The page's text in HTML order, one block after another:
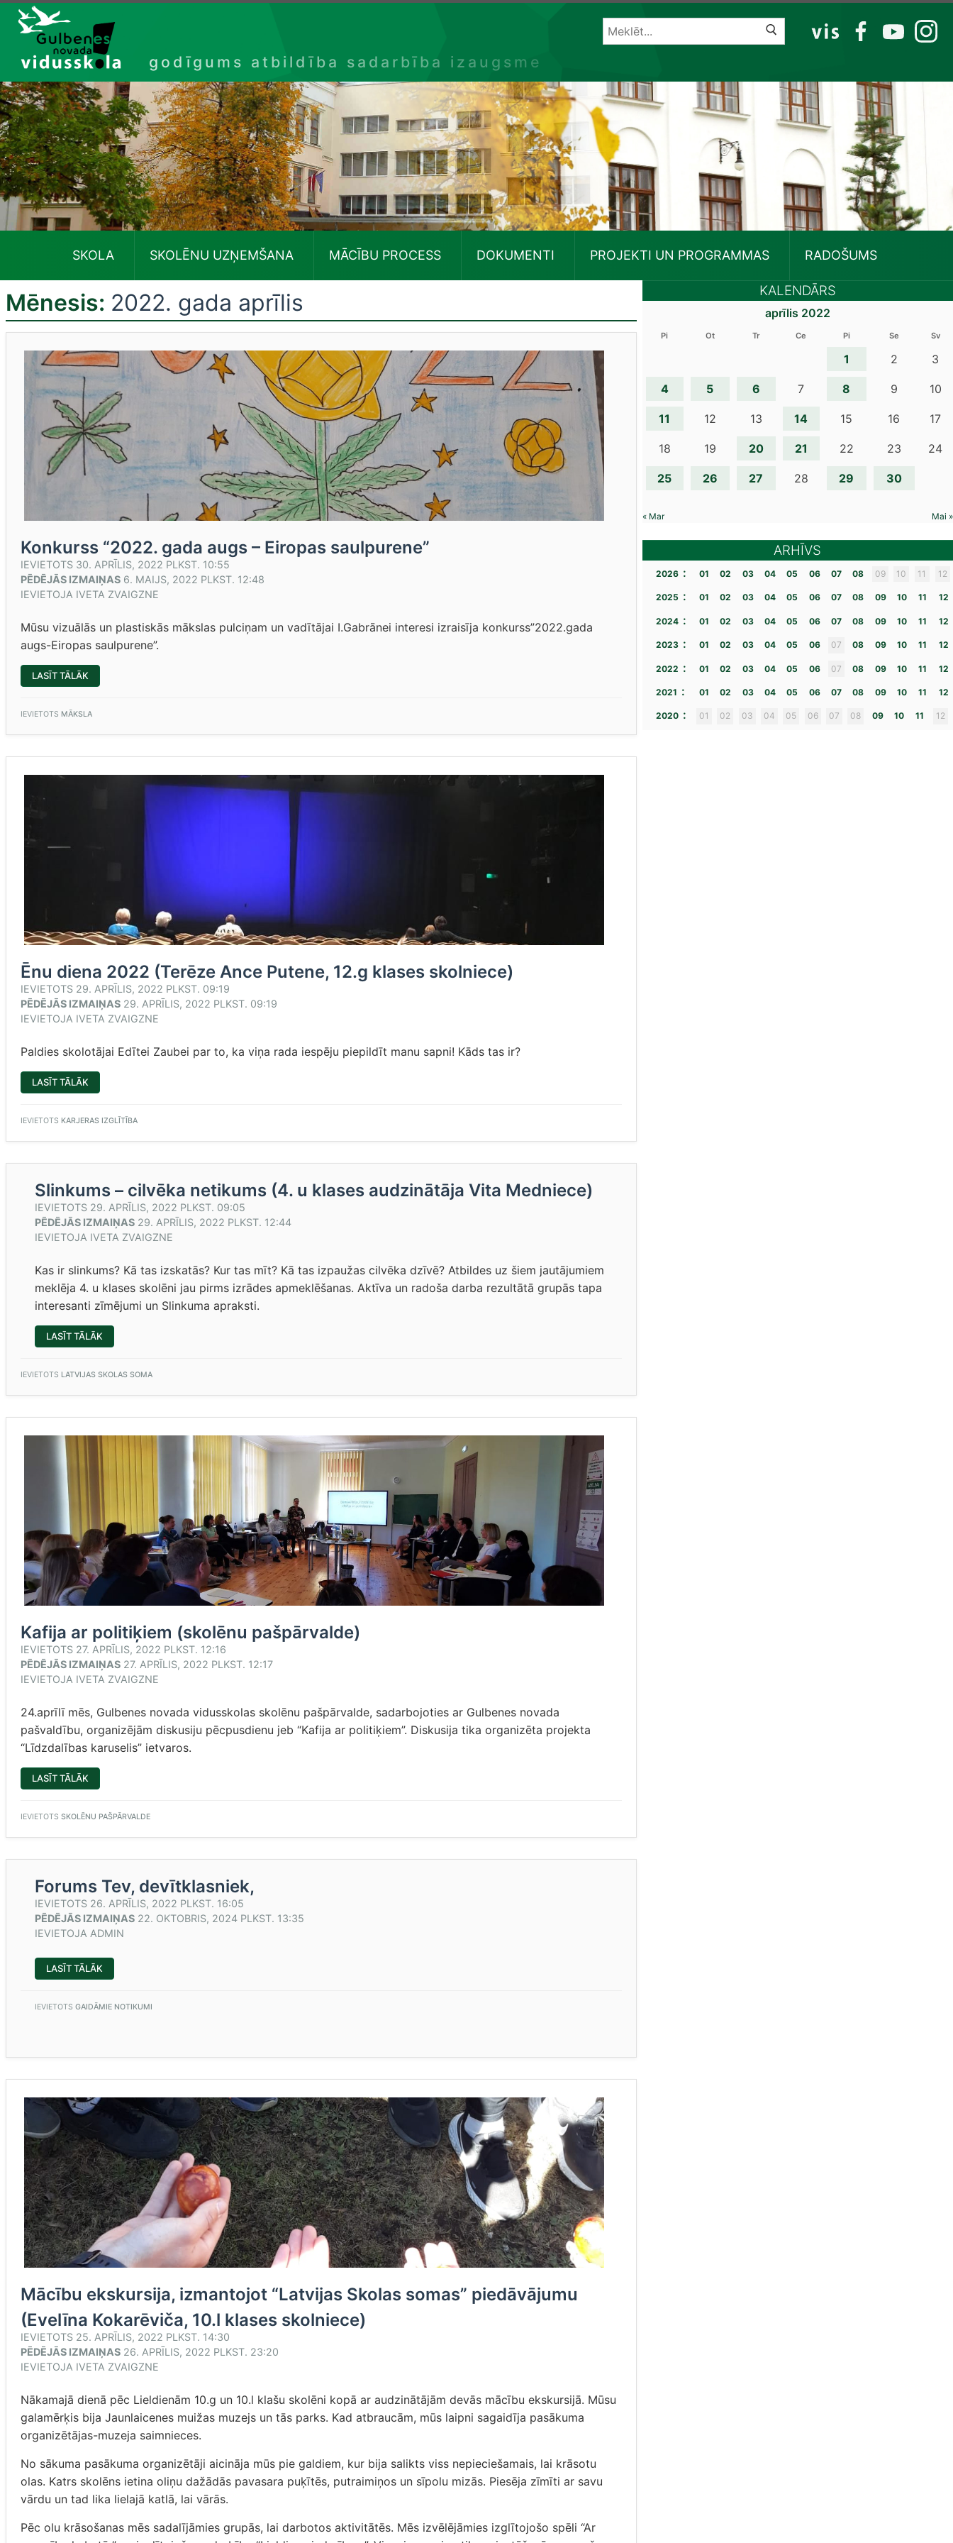
Izlaist
godīgums atbildība sadarbība izaugsme
VIS FB YT IG
SKOLA SKOLĒNU UZŅEMŠANA MĀCĪBU PROCESS DOKUMENTI PROJEKTI UN PROGRAMMAS RADOŠUMS
Mēnesis: 2022. gada aprīlis
Konkurss “2022. gada augs – Eiropas saulpurene”
IEVIETOTS 30. APRĪLIS, 2022 PLKST. 10:55
PĒDĒJĀS IZMAIŅAS 6. MAIJS, 2022 PLKST. 12:48
IEVIETOJA IVETA ZVAIGZNE
Mūsu vizuālās un plastiskās mākslas pulciņam un vadītājai I.Gabrānei interesi izraisīja konkurss”2022.gada
augs-Eiropas saulpurene”.
LASĪT TĀLĀK
“2022.
–
IEVIETOTS MĀKSLA
Ēnu diena 2022 (Terēze Ance Putene, 12.g klases skolniece)
IEVIETOTS 29. APRĪLIS, 2022 PLKST. 09:19
PĒDĒJĀS IZMAIŅAS 29. APRĪLIS, 2022 PLKST. 09:19
IEVIETOJA IVETA ZVAIGZNE
Paldies skolotājai Edītei Zaubei par to, ka viņa rada iespēju piepildīt manu sapni! Kāds tas ir?
LASĪT TĀLĀK
DIENA
ANCE
IEVIETOTS KARJERAS IZGLĪTĪBA
Slinkums – cilvēka netikums (4. u klases audzinātāja Vita Medniece)
IEVIETOTS 29. APRĪLIS, 2022 PLKST. 09:05
PĒDĒJĀS IZMAIŅAS 29. APRĪLIS, 2022 PLKST. 12:44
IEVIETOJA IVETA ZVAIGZNE
Kas ir slinkums? Kā tas izskatās? Kur tas mīt? Kā tas izpaužas cilvēka dzīvē? Atbildes uz šiem jautājumiem
meklēja 4. u klases skolēni jau pirms izrādes apmeklēšanas. Aktīva un radoša darba rezultātā grupās tapa
interesanti zīmējumi un Slinkuma apraksti.
LASĪT TĀLĀK
(4.
MEDNIECE)”
IEVIETOTS LATVIJAS SKOLAS SOMA
Kafija ar politiķiem (skolēnu pašpārvalde)
IEVIETOTS 27. APRĪLIS, 2022 PLKST. 12:16
PĒDĒJĀS IZMAIŅAS 27. APRĪLIS, 2022 PLKST. 12:17
IEVIETOJA IVETA ZVAIGZNE
24.aprīlī mēs, Gulbenes novada vidusskolas skolēnu pašpārvalde, sadarbojoties ar Gulbenes novada
pašvaldību, organizējām diskusiju pēcpusdienu jeb “Kafija ar politiķiem”. Diskusija tika organizēta projekta
“Līdzdalības karuselis” ietvaros.
LASĪT TĀLĀK
AR
PAŠPĀRVALDE)”
IEVIETOTS SKOLĒNU PAŠPĀRVALDE
Forums Tev, devītklasniek,
IEVIETOTS 26. APRĪLIS, 2022 PLKST. 16:05
PĒDĒJĀS IZMAIŅAS 22. OKTOBRIS, 2024 PLKST. 13:35
IEVIETOJA ADMIN
LASĪT TĀLĀK
TEV,
IEVIETOTS GAIDĀMIE NOTIKUMI
Mācību ekskursija, izmantojot “Latvijas Skolas somas” piedāvājumu
(Evelīna Kokarēviča, 10.l klases skolniece)
IEVIETOTS 25. APRĪLIS, 2022 PLKST. 14:30
PĒDĒJĀS IZMAIŅAS 26. APRĪLIS, 2022 PLKST. 23:20
IEVIETOJA IVETA ZVAIGZNE
Nākamajā dienā pēc Lieldienām 10.g un 10.l klašu skolēni kopā ar audzinātājām devās mācību ekskursijā. Mūsu
galamērķis bija Jaunlaicenes muižas muzejs un tās parks. Kad atbraucām, mūs laipni sagaidīja pasākuma
organizētājas-muzeja saimnieces.
No sākuma pasākuma organizētāji aicināja mūs pie galdiem, kur bija salikts viss nepieciešamais, lai krāsotu
olas. Katrs skolēns ietina oliņu dažādās pavasara puķītēs, putraimiņos un sīpolu mizās. Piesēja zīmīti ar savu
vārdu un tad lika lielajā katlā, lai vārās.
Pēc olu krāsošanas mēs sadalījāmies grupās, lai darbotos aktivitātēs. Mēs izvēlējāmies izglītojošo spēli “Ar
KALENDĀRS
aprīlis 2022
Pi Ot Tr Ce Pi Se Sv
1 2 3
4 5 6 7 8 9 10
11 12 13 14 15 16 17
18 19 20 21 22 23 24
25 26 27 28 29 30
« Mar Mai »
ARHĪVS
2026 : 01 02 03 04 05 06 07 08 09 10 11 12
2025 : 01 02 03 04 05 06 07 08 09 10 11 12
2024 : 01 02 03 04 05 06 07 08 09 10 11 12
2023 : 01 02 03 04 05 06 07 08 09 10 11 12
2022 : 01 02 03 04 05 06 07 08 09 10 11 12
2021 : 01 02 03 04 05 06 07 08 09 10 11 12
2020 : 01 02 03 04 05 06 07 08 09 10 11 12